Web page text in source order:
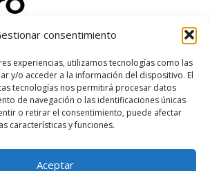
consentimiento
experiencias, utilizamos tecnologías como las
y/o acceder a la información del dispositivo. El
tecnologías nos permitirá procesar datos
de navegación o las identificaciones únicas
o retirar el consentimiento, puede afectar
características y funciones.
Aceptar